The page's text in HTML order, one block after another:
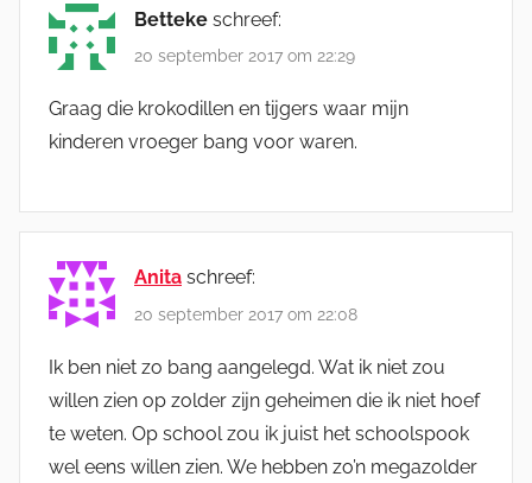
Betteke schreef:
20 september 2017 om 22:29
Graag die krokodillen en tijgers waar mijn
kinderen vroeger bang voor waren.
Anita schreef:
20 september 2017 om 22:08
Ik ben niet zo bang aangelegd. Wat ik niet zou
willen zien op zolder zijn geheimen die ik niet hoef
te weten. Op school zou ik juist het schoolspook
wel eens willen zien. We hebben zo’n megazolder